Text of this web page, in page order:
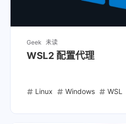
Geek 未读
WSL2 配置代理
Linux Windows WSL